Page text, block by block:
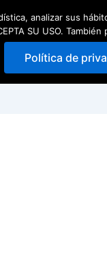
analizar sus
SU USO.
Política de